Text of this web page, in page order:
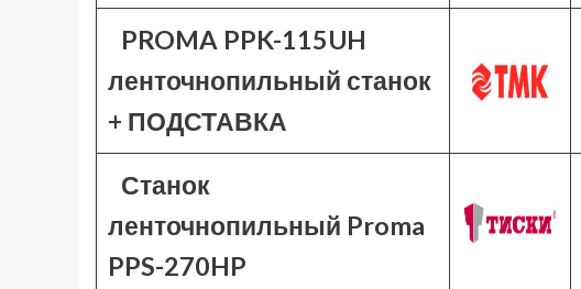
PROMA PPK-115UH
ленточнопильный станок
+ ПОДСТАВКА
Станок
ленточнопильный Proma
PPS-270HP